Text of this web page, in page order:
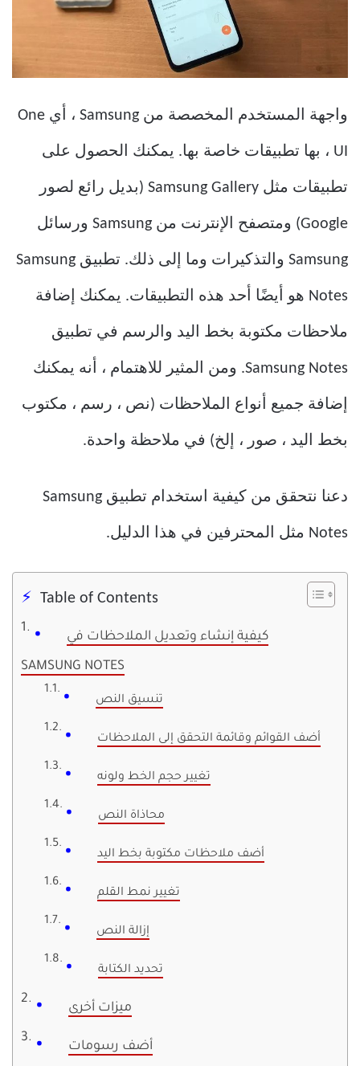
واجهة المستخدم المخصصة من Samsung ، أي One
UI ، بها تطبيقات خاصة بها. يمكنك الحصول على
تطبيقات مثل Samsung Gallery (بديل رائع لصور
Google) ومتصفح الإنترنت من Samsung ورسائل
Samsung والتذكيرات وما إلى ذلك. تطبيق Samsung
Notes هو أيضًا أحد هذه التطبيقات. يمكنك إضافة
ملاحظات مكتوبة بخط اليد والرسم في تطبيق
Samsung Notes. ومن المثير للاهتمام ، أنه يمكنك
إضافة جميع أنواع الملاحظات (نص ، رسم ، مكتوب
بخط اليد ، صور ، إلخ) في ملاحظة واحدة.
دعنا نتحقق من كيفية استخدام تطبيق Samsung
Notes مثل المحترفين في هذا الدليل.
Table of Contents
كيفية إنشاء وتعديل الملاحظات في
SAMSUNG NOTES
تنسيق النص
أضف القوائم وقائمة التحقق إلى الملاحظات
تغيير حجم الخط ولونه
محاذاة النص
أضف ملاحظات مكتوبة بخط اليد
تغيير نمط القلم
إزالة النص
تحديد الكتابة
ميزات أخرى
أضف رسومات